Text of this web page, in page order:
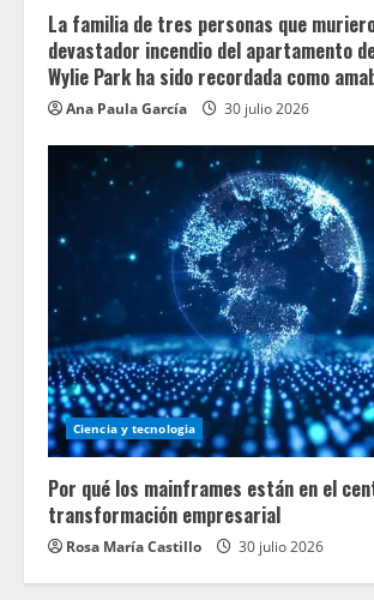
La familia de tres personas que
devastador incendio del apartamento
Wylie Park ha sido recordada como
Ana Paula García 30 julio 2026
Ciencia y tecnologia
Por qué los mainframes están en el
transformación empresarial
Rosa María Castillo 30 julio 2026